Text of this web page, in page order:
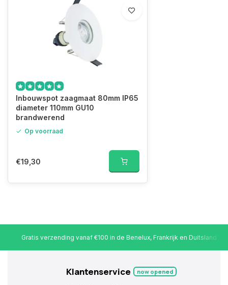
Inbouwspot zaagmaat 80mm IP65
diameter 110mm GU10
brandwerend
Op voorraad
€19,30
Gratis verzending vanaf €100 in de Benelux, Frankrijk en Duitsland
Klantenservice now opened